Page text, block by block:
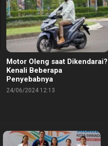
Motor Oleng saat Dikendarai?
Kenali Beberapa
Penyebabnya
24/06/2024 12:13